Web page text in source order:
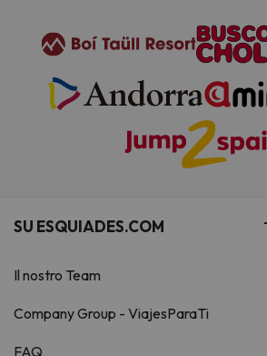
SU ESQUIADES.COM
Il nostro Team
Company Group - ViajesParaTi
FAQ